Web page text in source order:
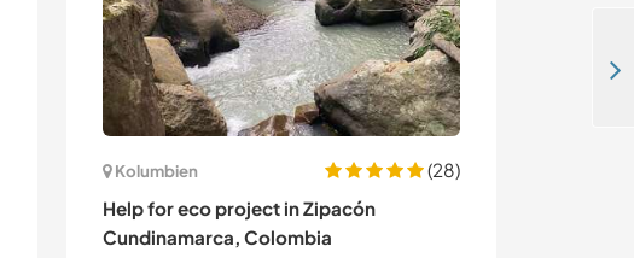
Kolumbien
(28)
Help for eco project in Zipacón
Cundinamarca, Colombia